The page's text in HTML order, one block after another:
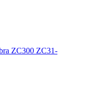
ZC300 ZC31-